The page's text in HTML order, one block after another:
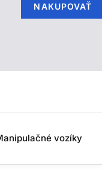
NAKUPOVAŤ
vozíky